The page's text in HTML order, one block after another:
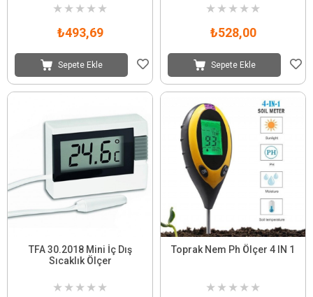
★ ★ ★ ★ ★
₺493,69
Sepete Ekle
★ ★ ★ ★ ★
₺528,00
Sepete Ekle
TFA 30.2018 Mini İç Dış
Sıcaklık Ölçer
★ ★ ★ ★ ★
Toprak Nem Ph Ölçer 4 IN 1
★ ★ ★ ★ ★